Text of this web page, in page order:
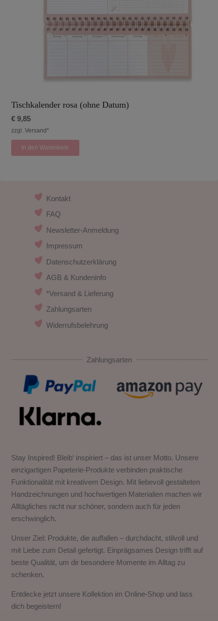
Tischkalender rosa (ohne Datum)
€9,85
zzgl. Versand*
In den Warenkorb
Kontakt
FAQ
Newsletter-Anmeldung
Impressum
Datenschutzerklärung
AGB & Kundeninfo
*Versand & Lieferung
Zahlungsarten
Widerrufsbelehrung
Zahlungsarten
Stay Inspired! Bleib‘ inspiriert – das ist unser Motto. Unsere
einzigartigen Papeterie-Produkte verbinden praktische
Funktionalität mit kreativem Design. Mit liebevoll gestalteten
Handzeichnungen und hochwertigen Materialien machen wir
Alltägliches nicht nur schöner, sondern auch für jeden
erschwinglich.
Unser Ziel: Produkte, die auffallen – durchdacht, stilvoll und
mit Liebe zum Detail gefertigt. Einprägsames Design trifft auf
beste Qualität, um dir besondere Momente im Alltag zu
schenken.
Entdecke jetzt unsere Kollektion im Online-Shop und lass
dich begeistern!